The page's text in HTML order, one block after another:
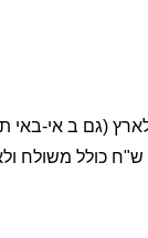
(גם ב אי-באי